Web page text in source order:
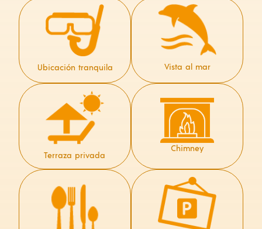
Ubicación tranquila Vista al mar
Terraza privada
Chimney